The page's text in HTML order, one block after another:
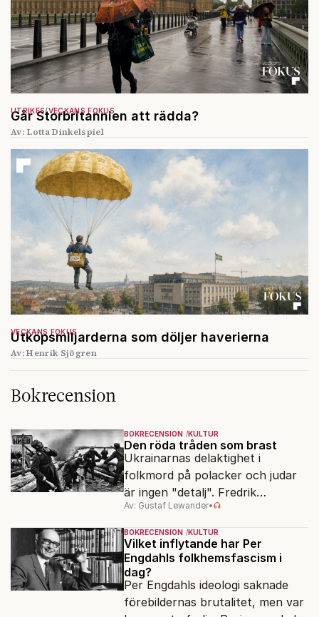
Går Storbritannien att rädda?
UTRIKES VECKANS FOKUS
Av: Lotta Dinkelspiel
Utköpsmiljarderna som döljer haverierna
VECKANS FOKUS
Av: Henrik Sjögren
Bokrecension
BOKRECENSION KULTUR
Den röda tråden som brast
Ukrainarnas delaktighet i
folkmord på polacker och judar
är ingen "detalj". Fredrik
Segerfeldts iver att skildra den
ryska imperialismen leder till en
förenklad bild av historien.
Av: Gustaf Lewander•
BOKRECENSION KULTUR
Vilket inflytande har Per
Engdahls folkhemsfascism i
dag?
Per Engdahls ideologi saknade
förebildernas brutalitet, men var